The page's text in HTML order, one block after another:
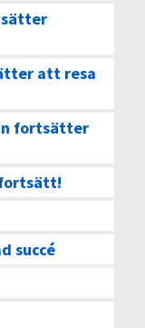
att resa
fortsätter
succé